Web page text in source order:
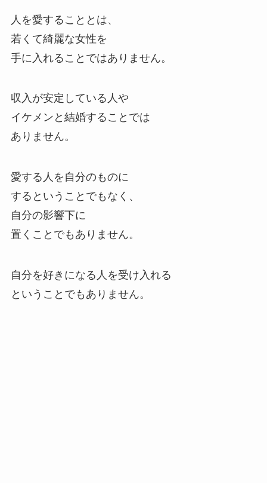
人を愛することとは、
若くて綺麗な女性を
手に入れることではありません。
収入が安定している人や
イケメンと結婚することでは
ありません。
愛する人を自分のものに
するということでもなく、
自分の影響下に
置くことでもありません。
自分を好きになる人を受け入れる
ということでもありません。